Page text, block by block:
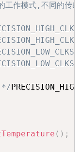
作模式,不同的传感
*/
( ) ;